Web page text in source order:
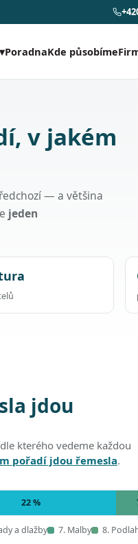
▾PoradnaKde působíme
v jakém
— a většina
jeden
jdou
kterého vedeme každou
pořadí jdou řemesla.
22 %
a dlažby 7. Malby 8.